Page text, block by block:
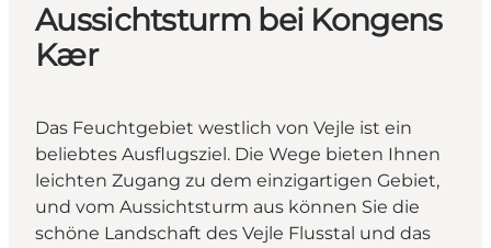
Aussichtsturm bei Kongens
Kær
Das Feuchtgebiet westlich von Vejle ist ein
beliebtes Ausflugsziel. Die Wege bieten Ihnen
leichten Zugang zu dem einzigartigen Gebiet,
und vom Aussichtsturm aus können Sie die
schöne Landschaft des Vejle Flusstal und das